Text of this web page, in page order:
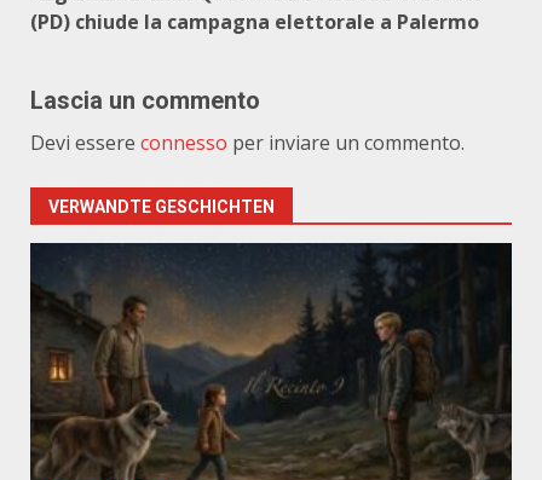
(PD) chiude la campagna elettorale a Palermo
Lascia un commento
Devi essere connesso per inviare un commento.
VERWANDTE GESCHICHTEN